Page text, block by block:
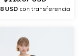
USDcon transferencia